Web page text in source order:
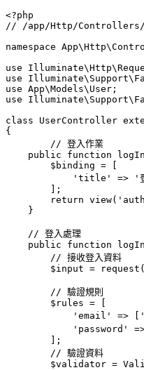
<?php
// /app/Http/Controllers/
namespace
use
use
use App\Models\User;
use
class UserController
{
        // 登入作業
public function
        $binding = [
'title' => '
        ];
return
    }
    // 登入處理
public function
        // 接收登入資料
$input =
        // 驗證規則
        $rules = [
'email' =>
'password'
        ];
        // 驗證資料
$validator =